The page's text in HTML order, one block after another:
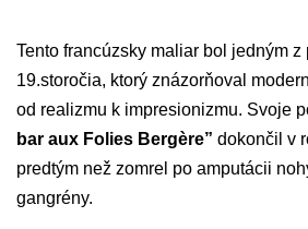
Tento francúzsky maliar bol jedným z
19.storočia, ktorý znázorňoval
od realizmu k impresionizmu. Svoje
bar aux Folies Bergère” dokončil v
predtým než zomrel po amputácii
gangrény.